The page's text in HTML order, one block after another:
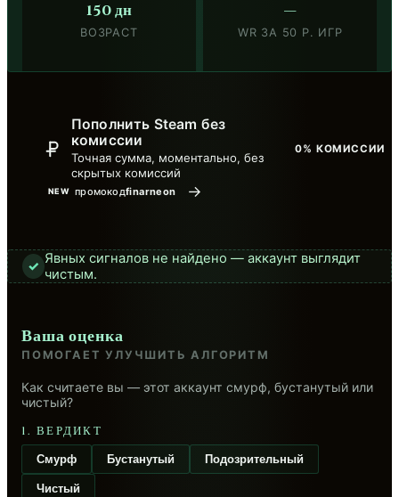
150 дн
ВОЗРАСТ
—
WR ЗА 50 Р. ИГР
0% КОМИССИИ
NEW промокодfinarneon
Пополнить Steam без
комиссии
Точная сумма, моментально, без
скрытых комиссий
→
✓ Явных сигналов не найдено — аккаунт выглядит
чистым.
Ваша оценка
ПОМОГАЕТ УЛУЧШИТЬ АЛГОРИТМ
Как считаете вы — этот аккаунт смурф, бустанутый или
чистый?
1. ВЕРДИКТ
Смурф Бустанутый Подозрительный
Чистый